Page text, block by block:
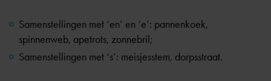
Samenstellingen met ‘en’ en ‘e’: pannenkoek,
spinnenweb, apetrots, zonnebril;
Samenstellingen met ‘s’: meisjesstem, dorpsstraat.